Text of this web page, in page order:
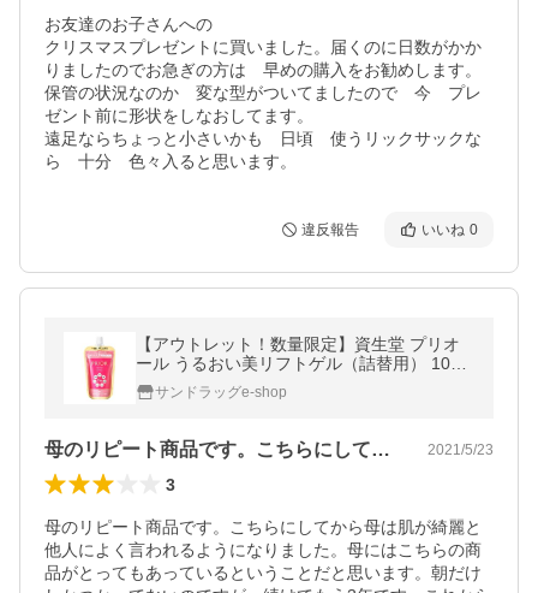
お友達のお子さんへの
クリスマスプレゼントに買いました。届くのに日数がかか
りましたのでお急ぎの方は　早めの購入をお勧めします。
保管の状況なのか　変な型がついてましたので　今　プレ
ゼント前に形状をしなおしてます。
遠足ならちょっと小さいかも　日頃　使うリックサックな
ら　十分　色々入ると思います。
違反報告 いいね 0
【アウトレット！数量限定】資生堂 プリオ
ール うるおい美リフトゲル（詰替用） 105m
l▼返品不可
サンドラッグe-shop
母のリピート商品です。こちらにしてから… 2021/5/23
3
母のリピート商品です。こちらにしてから母は肌が綺麗と
他人によく言われるようになりました。母にはこちらの商
品がとってもあっているということだと思います。朝だけ